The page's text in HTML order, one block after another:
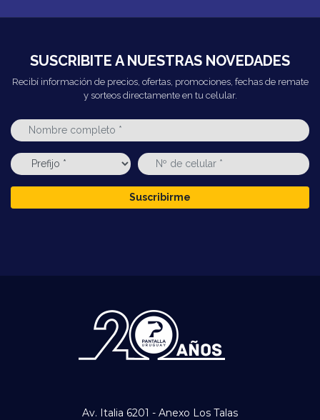
SUSCRIBITE A NUESTRAS NOVEDADES
Recibí información de precios, ofertas, promociones, fechas de remate
y sorteos directamente en tu celular.
Suscribirme
Av. Italia 6201 - Anexo Los Talas